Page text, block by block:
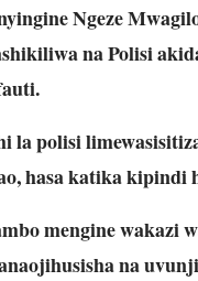
Ngeze
na Polisi
la polisi
hasa katika kipindi
mengine wakazi
na